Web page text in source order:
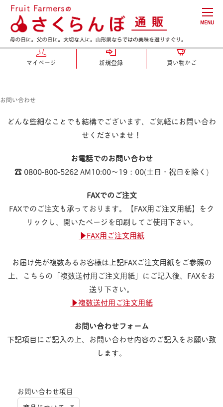
MENU
マイページ 新規登録 買い物かご
お問い合わせ
どんな些細なことでも結構でございます、ご気軽にお問い合わ
せくださいませ！
お電話でのお問い合わせ
☎︎ 0800-800-5262 AM10:00〜19：00(土日・祝日を除く)
FAXでのご注文
FAXでのご注文も承っております。【FAX用ご注文用紙】をク
リックし、開いたページを印刷してご使用下さい。
▶︎FAX用ご注文用紙
お届け先が複数あるお客様は上記FAXご注文用紙をご参照の
上、こちらの「複数送付用ご注文用紙」にご記入後、FAXをお
送り下さい。
▶︎複数送付用ご注文用紙
お問い合わせフォーム
下記項目にご記入の上、お問い合わせ内容のご記入をお願い致
します。
お問い合わせ項目